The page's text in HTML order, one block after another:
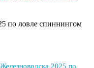
по ловле спиннингом